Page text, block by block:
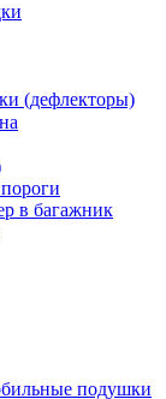
(дефлекторы)
в багажник
подушки